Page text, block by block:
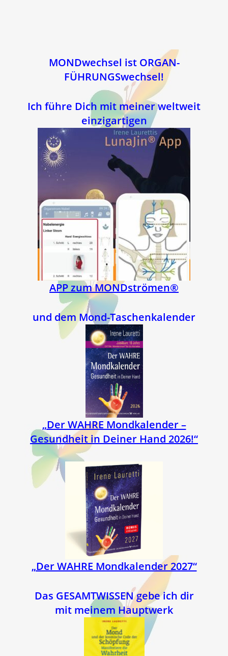
MONDwechsel ist ORGAN-
FÜHRUNGSwechsel!
Ich führe Dich mit meiner weltweit
einzigartigen
APP zum MONDströmen®
und dem Mond-Taschenkalender
„Der WAHRE Mondkalender –
Gesundheit in Deiner Hand 2026!“
„Der WAHRE Mondkalender 2027“
Das GESAMTWISSEN gebe ich dir
mit meinem Hauptwerk